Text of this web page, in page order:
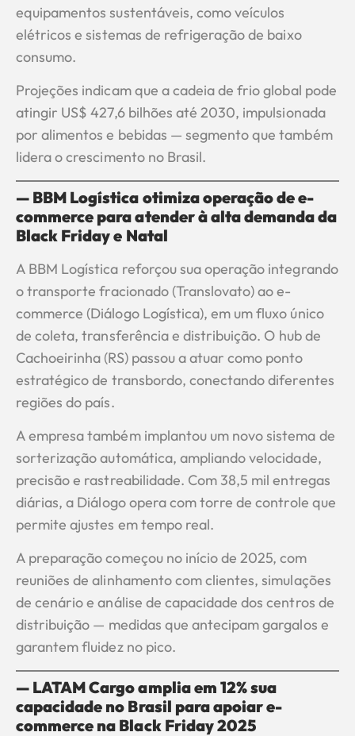
equipamentos sustentáveis, como veículos
elétricos e sistemas de refrigeração de baixo
consumo.
Projeções indicam que a cadeia de frio global pode
atingir US$ 427,6 bilhões até 2030, impulsionada
por alimentos e bebidas — segmento que também
lidera o crescimento no Brasil.
— BBM Logística otimiza operação de e-
commerce para atender à alta demanda da
Black Friday e Natal
A BBM Logística reforçou sua operação integrando
o transporte fracionado (Translovato) ao e-
commerce (Diálogo Logística), em um fluxo único
de coleta, transferência e distribuição. O hub de
Cachoeirinha (RS) passou a atuar como ponto
estratégico de transbordo, conectando diferentes
regiões do país.
A empresa também implantou um novo sistema de
sorterização automática, ampliando velocidade,
precisão e rastreabilidade. Com 38,5 mil entregas
diárias, a Diálogo opera com torre de controle que
permite ajustes em tempo real.
A preparação começou no início de 2025, com
reuniões de alinhamento com clientes, simulações
de cenário e análise de capacidade dos centros de
distribuição — medidas que antecipam gargalos e
garantem fluidez no pico.
— LATAM Cargo amplia em 12% sua
capacidade no Brasil para apoiar e-
commerce na Black Friday 2025